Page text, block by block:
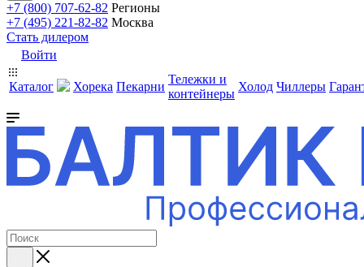
+7 (800) 707-62-82 Регионы
+7 (495) 221-82-82 Москва
Стать дилером
Войти
Каталог Хорека Пекарни
Тележки и
контейнеры
Холод Чиллеры